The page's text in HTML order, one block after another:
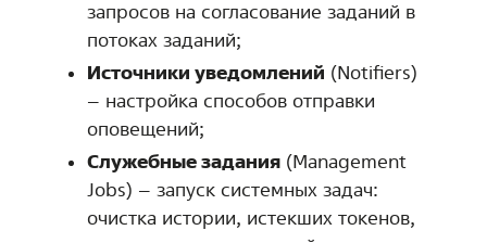
запросов на согласование заданий в
потоках заданий;
Источники уведомлений (Notifiers)
– настройка способов отправки
оповещений;
Служебные задания (Management
Jobs) – запуск системных задач:
очистка истории, истекших токенов,